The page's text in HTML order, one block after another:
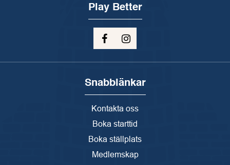
Snabblänkar
Kontakta oss
Boka starttid
Boka ställplats
Medlemskap
Play Better